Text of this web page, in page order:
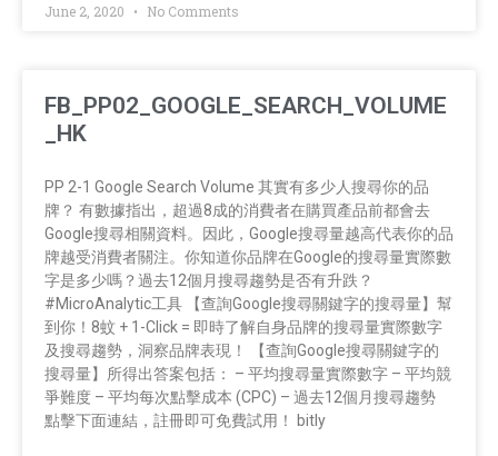
June 2, 2020 No Comments
FB_PP02_GOOGLE_SEARCH_VOLUME
_HK
PP 2-1 Google Search Volume 其實有多少人搜尋你的品
牌？ 有數據指出，超過8成的消費者在購買產品前都會去
Google搜尋相關資料。因此，Google搜尋量越高代表你的品
牌越受消費者關注。你知道你品牌在Google的搜尋量實際數
字是多少嗎？過去12個月搜尋趨勢是否有升跌？
#MicroAnalytic工具 【查詢Google搜尋關鍵字的搜尋量】幫
到你！8蚊 + 1-Click = 即時了解自身品牌的搜尋量實際數字
及搜尋趨勢，洞察品牌表現！ 【查詢Google搜尋關鍵字的
搜尋量】所得出答案包括： – 平均搜尋量實際數字 – 平均競
爭難度 – 平均每次點擊成本 (CPC) – 過去12個月搜尋趨勢
點擊下面連結，註冊即可免費試用！ bitly